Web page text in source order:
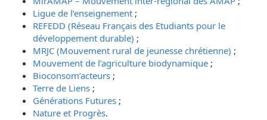
Ligue de l’enseignement ;
REFEDD (Réseau Français des Etudiants pour le
développement durable) ;
MRJC (Mouvement rural de jeunesse chrétienne) ;
Mouvement de l’agriculture biodynamique ;
Bioconsom’acteurs ;
Terre de Liens ;
Générations Futures ;
Nature et Progrès.